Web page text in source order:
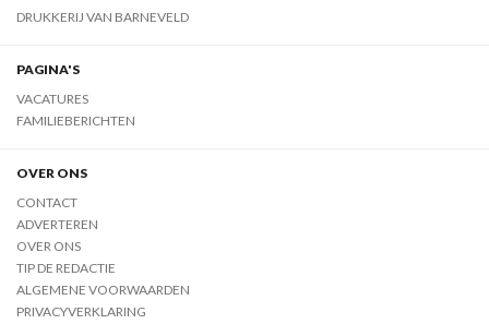
DRUKKERIJ VAN BARNEVELD
PAGINA'S
VACATURES
FAMILIEBERICHTEN
OVER ONS
CONTACT
ADVERTEREN
OVER ONS
TIP DE REDACTIE
ALGEMENE VOORWAARDEN
PRIVACYVERKLARING